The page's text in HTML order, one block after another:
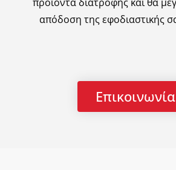
προϊόντα διατροφής και θα
απόδοση της εφοδιαστικής
Επικοινωνία